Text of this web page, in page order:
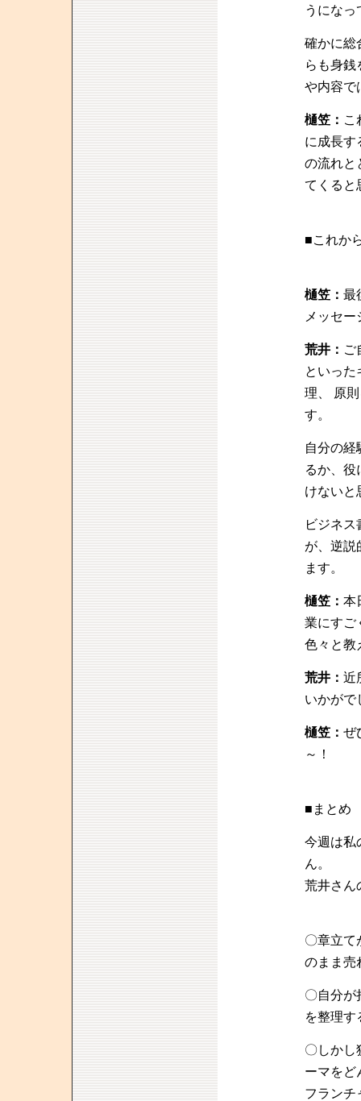
うになっ
確かに総
らも身銭
や内容で
樋笠： こ
に成長す
の流れと
てくると
■これか
樋笠： 最
メッセ
荒井： ご
といった
理、 原
す。
自分の経
るか、役
けないと
ビジネ
が、逆説
ます。
樋笠： 本
業にすご
色々と教
荒井： 近
いかがで
樋笠： ぜ
～！
■まとめ
今週は私
ん。
荒井さん
〇章立て
のまま売
〇自分が
を整理す
〇しかし
ーマをど
フラン